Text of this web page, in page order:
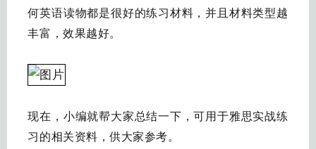
何英语读物都是很好的练习材料，并且材料类型越
丰富，效果越好。
现在，小编就帮大家总结一下，可用于雅思实战练
习的相关资料，供大家参考。